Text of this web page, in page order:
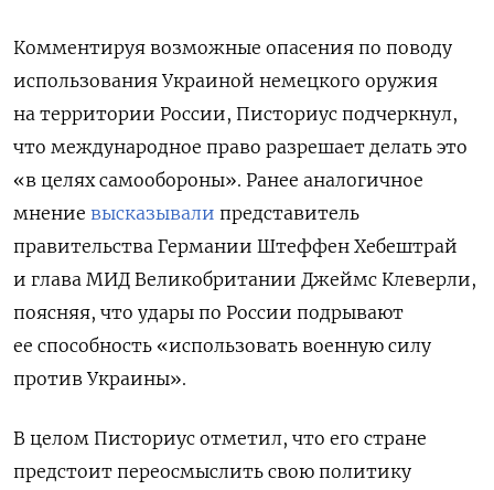
Комментируя возможные опасения по поводу
использования Украиной немецкого оружия
на территории России, Писториус подчеркнул,
что международное право разрешает делать это
«в целях самообороны». Ранее аналогичное
мнение высказывали представитель
правительства Германии Штеффен Хебештрай
и глава МИД Великобритании Джеймс Клеверли,
поясняя, что удары по России подрывают
ее способность «использовать военную силу
против Украины».
В целом Писториус отметил, что его стране
предстоит переосмыслить свою политику